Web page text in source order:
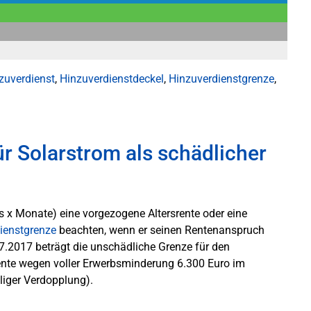
, Hinzuverdienstdeckel, Hinzuverdienstgrenze,
Solarstrom als schädlicher
x Monate) eine vorgezogene Altersrente oder eine
beachten, wenn er seinen Rentenanspruch
beträgt die unschädliche Grenze für den
wegen voller Erwerbsminderung 6.300 Euro im
Verdopplung).